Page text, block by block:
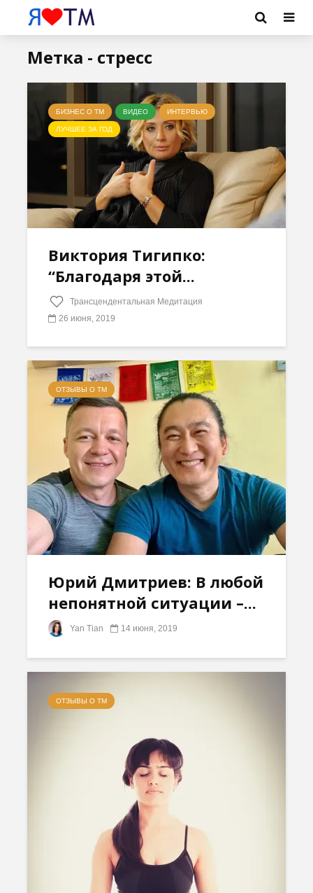
Метка - стресс
БИЗНЕС О ТМ ВИДЕО ИНТЕРВЬЮ
ЛУЧШЕЕ ЗА ГОД
Виктория Тигипко:
“Благодаря этой...
Трансцендентальная Медитация
26 июня, 2019
ОТЗЫВЫ О ТМ
Юрий Дмитриев: В любой
непонятной ситуации –...
Yan Tian 14 июня, 2019
ОТЗЫВЫ О ТМ